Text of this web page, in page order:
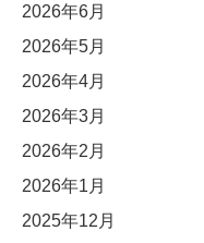
2026年6月
2026年5月
2026年4月
2026年3月
2026年2月
2026年1月
2025年12月